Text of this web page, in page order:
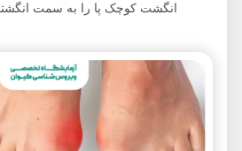
انگشت کوچک پا را به سمت انگشتان